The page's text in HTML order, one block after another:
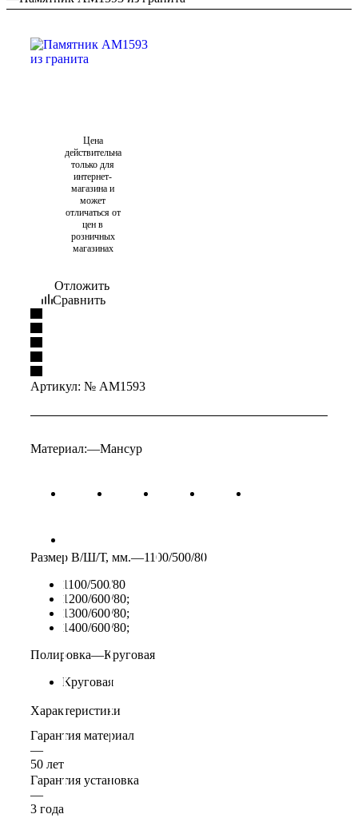
Цена
действительна
только для
интернет-
магазина и
может
отличаться от
цен в
розничных
магазинах
Отложить
Сравнить
Артикул: № AM1593
Материал:—Мансур
Размер В/Ш/Т, мм.—1100/500/80
1100/500/80
1200/600/80;
1300/600/80;
1400/600/80;
Полировка—Круговая
Круговая
Характеристики
Гарантия материал
—
50 лет
Гарантия установка
—
3 года